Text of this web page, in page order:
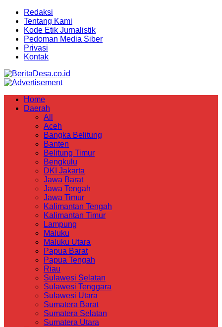
Redaksi
Tentang Kami
Kode Etik Jurnalistik
Pedoman Media Siber
Privasi
Kontak
Home
Daerah
All
Aceh
Bangka Belitung
Banten
Belitung Timur
Bengkulu
DKI Jakarta
Jawa Barat
Jawa Tengah
Jawa Timur
Kalimantan Tengah
Kalimantan Timur
Lampung
Maluku
Maluku Utara
Papua Barat
Papua Tengah
Riau
Sulawesi Selatan
Sulawesi Tenggara
Sulawesi Utara
Sumatera Barat
Sumatera Selatan
Sumatera Utara